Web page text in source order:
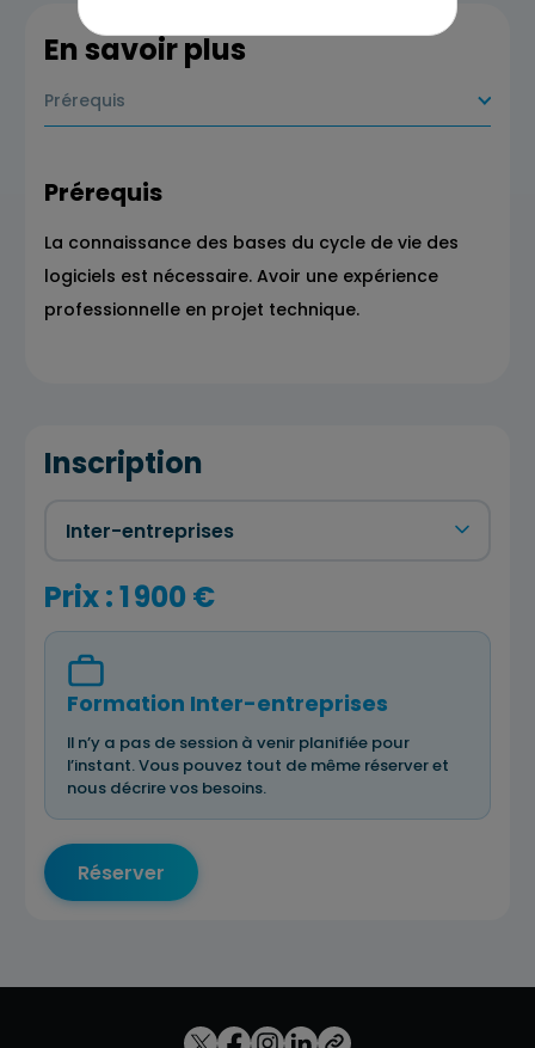
En savoir plus
Prérequis
Prérequis
La connaissance des bases du cycle de vie des
logiciels est nécessaire. Avoir une expérience
professionnelle en projet technique.
Inscription
Prix : 1 900 €
Formation Inter-entreprises
Il n’y a pas de session à venir planifiée pour
l’instant. Vous pouvez tout de même réserver et
nous décrire vos besoins.
Réserver